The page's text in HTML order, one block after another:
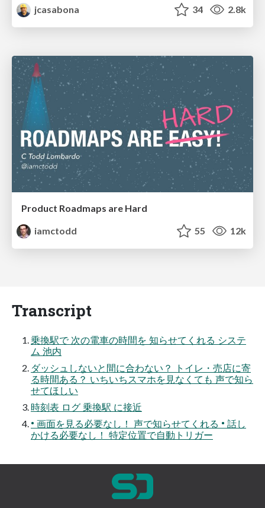
jcasabona
34 2.8k
Product Roadmaps are Hard
iamctodd
55 12k
Transcript
乗換駅で 次の電車の時間を 知らせてくれる システ
ム 池内
ダッシュしないと間に合わない？ トイレ・売店に寄
る時間ある？ いちいちスマホを見なくても 声で知ら
せてほしい
時刻表 ログ 乗換駅 に接近
• 画面を見る必要なし！ 声で知らせてくれる • 話し
かける必要なし！ 特定位置で自動トリガー